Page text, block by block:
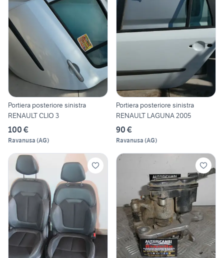
Portiera posteriore sinistra
RENAULT CLIO 3
100 €
Ravanusa (AG)
Portiera posteriore sinistra
RENAULT LAGUNA 2005
90 €
Ravanusa (AG)